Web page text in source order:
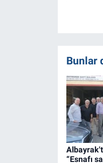
Bunlar
“Esnafı